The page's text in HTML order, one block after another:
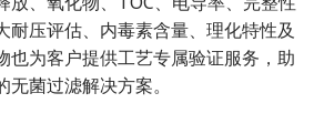
耐压评估、内毒素含量、理化特性及
也为客户提供工艺专属验证服务，助
菌过滤解决方案。